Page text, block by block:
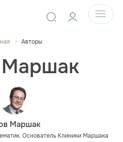
Авторы
Маршак
Маршак
Основатель Клиники Маршака